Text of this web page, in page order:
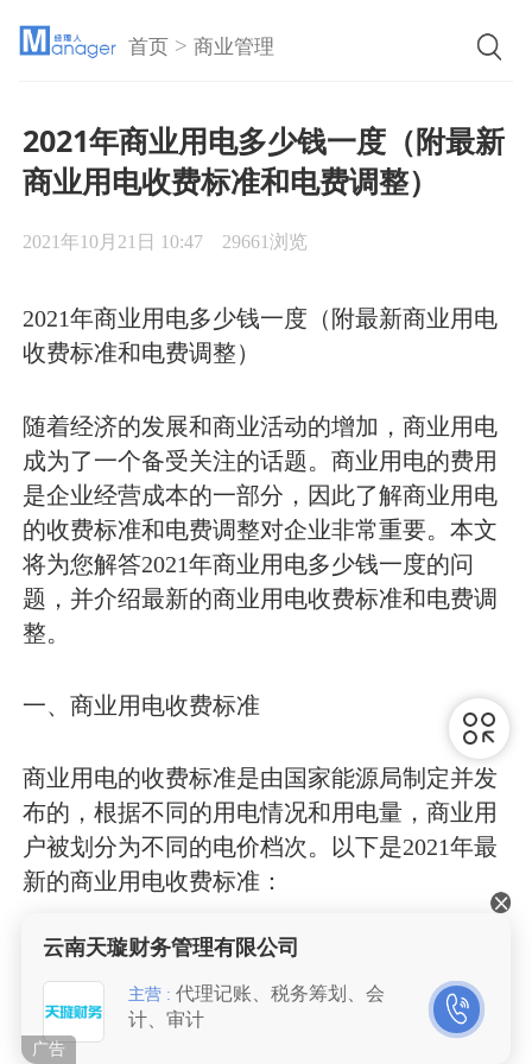
首页 >商业管理
2021年商业用电多少钱一度（附最新
商业用电收费标准和电费调整）
2021年10月21日 10:47 29661浏览
2021年商业用电多少钱一度（附最新商业用电
收费标准和电费调整）
随着经济的发展和商业活动的增加，商业用电
成为了一个备受关注的话题。商业用电的费用
是企业经营成本的一部分，因此了解商业用电
的收费标准和电费调整对企业非常重要。本文
将为您解答2021年商业用电多少钱一度的问
题，并介绍最新的商业用电收费标准和电费调
整。
一、商业用电收费标准
商业用电的收费标准是由国家能源局制定并发
布的，根据不同的用电情况和用电量，商业用
户被划分为不同的电价档次。以下是2021年最
新的商业用电收费标准：
1. 低压商业用电收费标准：
- -10千瓦时：.55元/千瓦时
云南天璇财务管理有限公司
主营 : 代理记账、税务筹划、会
计、审计
广告